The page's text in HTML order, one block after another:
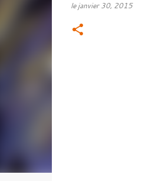
lejanvier 30, 2015